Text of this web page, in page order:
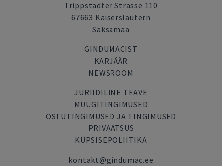
Trippstadter Strasse 110
67663 Kaiserslautern
Saksamaa
GINDUMACIST
KARJÄÄR
NEWSROOM
JURIIDILINE TEAVE
MÜÜGITINGIMUSED
OSTUTINGIMUSED JA TINGIMUSED
PRIVAATSUS
KÜPSISEPOLIITIKA
kontakt@gindumac.ee